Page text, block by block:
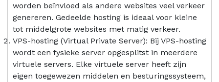
worden beïnvloed als andere websites veel verkeer
genereren. Gedeelde hosting is ideaal voor kleine
tot middelgrote websites met matig verkeer.
VPS-hosting (Virtual Private Server): Bij VPS-hosting
wordt een fysieke server opgesplitst in meerdere
virtuele servers. Elke virtuele server heeft zijn
eigen toegewezen middelen en besturingssysteem,